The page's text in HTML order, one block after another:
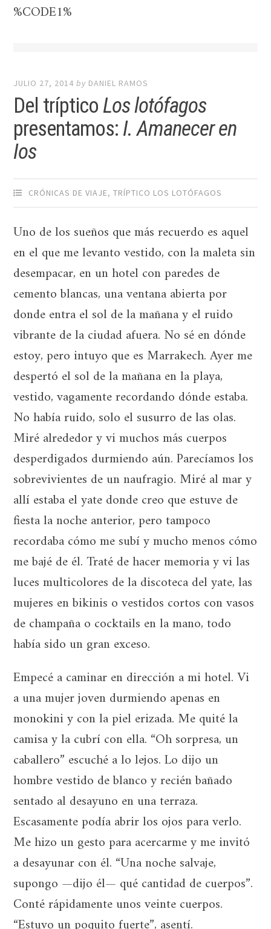
%CODE1%
JULIO 27, 2014 by DANIEL RAMOS
Del tríptico Los lotófagos
presentamos: I. Amanecer en
Ios
CRÓNICAS DE VIAJE,TRÍPTICO LOS LOTÓFAGOS
Uno de los sueños que más recuerdo es aquel
en el que me levanto vestido, con la maleta sin
desempacar, en un hotel con paredes de
cemento blancas, una ventana abierta por
donde entra el sol de la mañana y el ruido
vibrante de la ciudad afuera. No sé en dónde
estoy, pero intuyo que es Marrakech. Ayer me
despertó el sol de la mañana en la playa,
vestido, vagamente recordando dónde estaba.
No había ruido, solo el susurro de las olas.
Miré alrededor y vi muchos más cuerpos
desperdigados durmiendo aún. Parecíamos los
sobrevivientes de un naufragio. Miré al mar y
allí estaba el yate donde creo que estuve de
fiesta la noche anterior, pero tampoco
recordaba cómo me subí y mucho menos cómo
me bajé de él. Traté de hacer memoria y vi las
luces multicolores de la discoteca del yate, las
mujeres en bikinis o vestidos cortos con vasos
de champaña o cocktails en la mano, todo
había sido un gran exceso.
Empecé a caminar en dirección a mi hotel. Vi
a una mujer joven durmiendo apenas en
monokini y con la piel erizada. Me quité la
camisa y la cubrí con ella. “Oh sorpresa, un
caballero” escuché a lo lejos. Lo dijo un
hombre vestido de blanco y recién bañado
sentado al desayuno en una terraza.
Escasamente podía abrir los ojos para verlo.
Me hizo un gesto para acercarme y me invitó
a desayunar con él. “Una noche salvaje,
supongo —dijo él— qué cantidad de cuerpos”.
Conté rápidamente unos veinte cuerpos.